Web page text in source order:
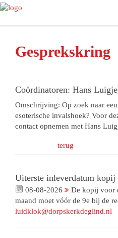
Gesprekskring
Coördinatoren: Hans
Omschrijving: Op zoek naar
esoterische invalshoek? Voor
contact opnemen met Hans
terug
Uiterste inleverdatum kopij
08-08-2026
De kopij voor
maand moet vóór de 9e bij de
luidklok@dorpskerkdeglind.nl